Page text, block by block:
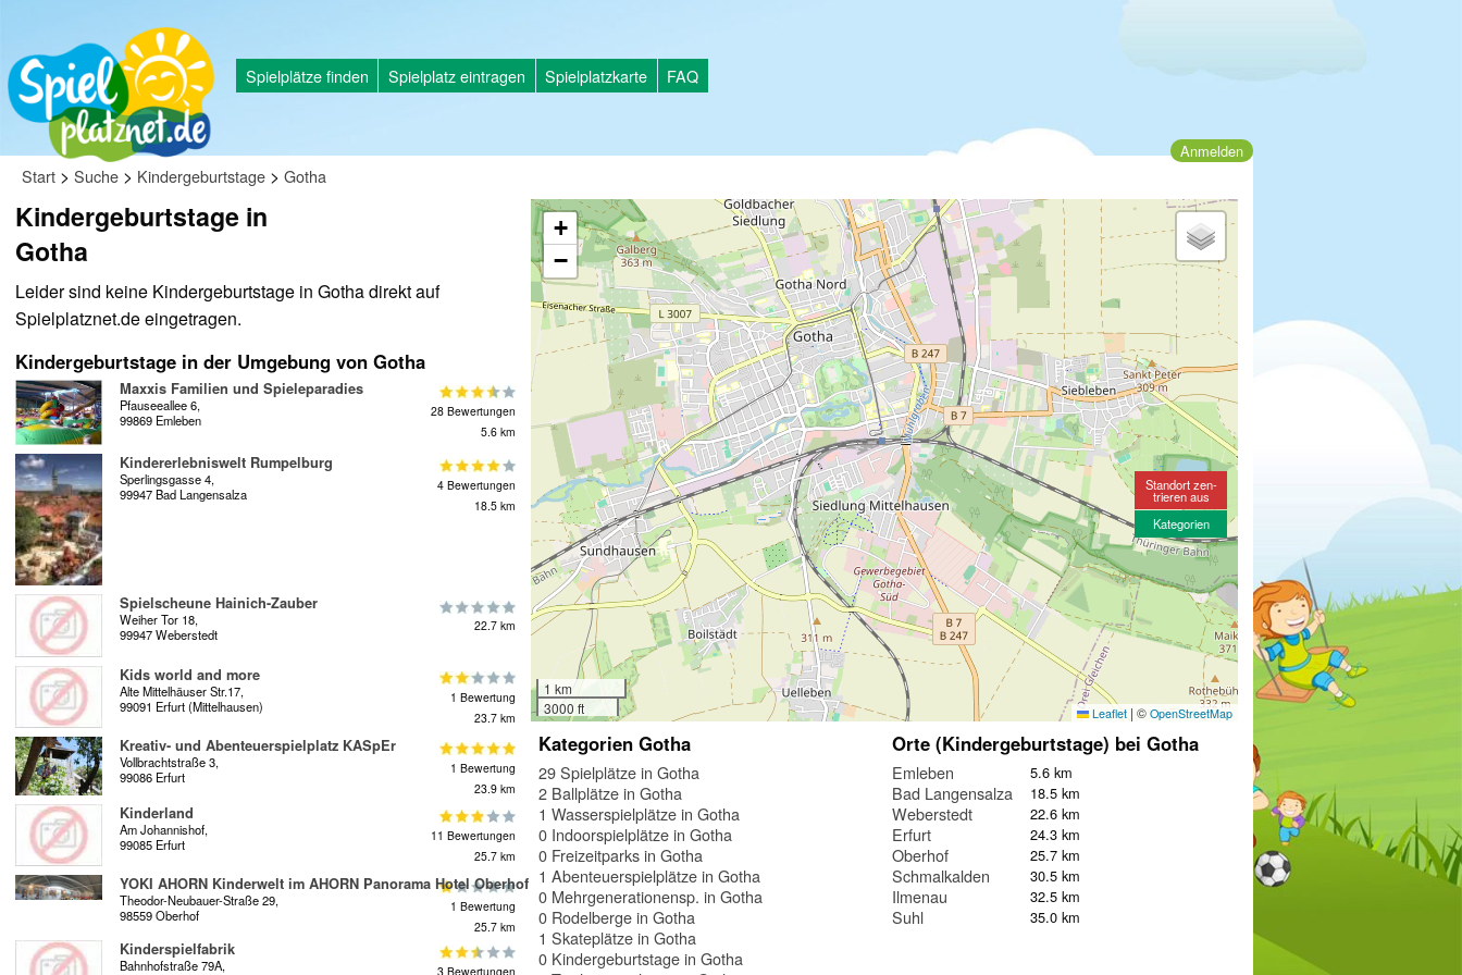
Spielplätze finden Spielplatz eintragen Spielplatzkarte FAQ
Anmelden
Start > Suche > Kindergeburtstage > Gotha
Kindergeburtstage in
Gotha
Leider sind keine Kindergeburtstage in Gotha direkt auf
Spielplatznet.de eingetragen.
Kindergeburtstage in der Umgebung von Gotha
Maxxis Familien und Spieleparadies
Pfauseeallee 6,
99869 Emleben
28 Bewertungen
5.6 km
Kindererlebniswelt Rumpelburg
Sperlingsgasse 4,
99947 Bad Langensalza
4 Bewertungen
18.5 km
Spielscheune Hainich-Zauber
Weiher Tor 18,
99947 Weberstedt
22.7 km
Kids world and more
Alte Mittelhäuser Str.17,
99091 Erfurt (Mittelhausen)
1 Bewertung
23.7 km
Kreativ- und Abenteuerspielplatz KASpEr
Vollbrachtstraße 3,
99086 Erfurt
1 Bewertung
23.9 km
Kinderland
Am Johannishof,
99085 Erfurt
11 Bewertungen
25.7 km
YOKI AHORN Kinderwelt im AHORN Panorama Hotel Oberhof
Theodor-Neubauer-Straße 29,
98559 Oberhof
1 Bewertung
25.7 km
Kinderspielfabrik
Bahnhofstraße 79A,
3 Bewertungen
+
−
1 km
3000 ft
Leaflet | © OpenStreetMap
Standort zen-
trieren aus
Kategorien
Kategorien Gotha
29 Spielplätze in Gotha
2 Ballplätze in Gotha
1 Wasserspielplätze in Gotha
0 Indoorspielplätze in Gotha
0 Freizeitparks in Gotha
1 Abenteuerspielplätze in Gotha
0 Mehrgenerationensp. in Gotha
0 Rodelberge in Gotha
1 Skateplätze in Gotha
0 Kindergeburtstage in Gotha
Orte (Kindergeburtstage) bei Gotha
Emleben 5.6 km
Bad Langensalza 18.5 km
Weberstedt 22.6 km
Erfurt 24.3 km
Oberhof 25.7 km
Schmalkalden 30.5 km
Ilmenau 32.5 km
Suhl 35.0 km